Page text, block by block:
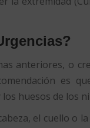
anteriores, o
es
huesos de los
el cuello o